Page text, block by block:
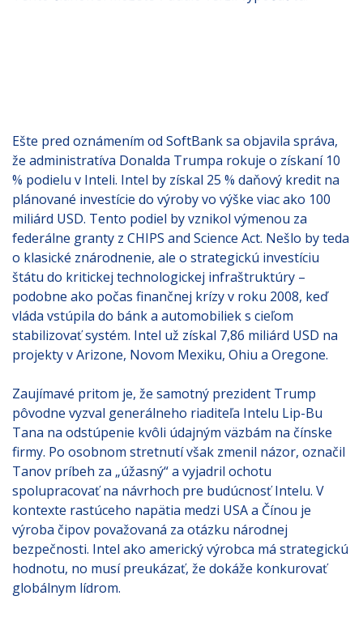
Ešte pred oznámením od SoftBank sa objavila správa,
že administratíva Donalda Trumpa rokuje o získaní 10
% podielu v Inteli. Intel by získal 25 % daňový kredit na
plánované investície do výroby vo výške viac ako 100
miliárd USD. Tento podiel by vznikol výmenou za
federálne granty z CHIPS and Science Act. Nešlo by teda
o klasické znárodnenie, ale o strategickú investíciu
štátu do kritickej technologickej infraštruktúry –
podobne ako počas finančnej krízy v roku 2008, keď
vláda vstúpila do bánk a automobiliek s cieľom
stabilizovať systém. Intel už získal 7,86 miliárd USD na
projekty v Arizone, Novom Mexiku, Ohiu a Oregone.
Zaujímavé pritom je, že samotný prezident Trump
pôvodne vyzval generálneho riaditeľa Intelu Lip-Bu
Tana na odstúpenie kvôli údajným väzbám na čínske
firmy. Po osobnom stretnutí však zmenil názor, označil
Tanov príbeh za „úžasný“ a vyjadril ochotu
spolupracovať na návrhoch pre budúcnosť Intelu. V
kontexte rastúceho napätia medzi USA a Čínou je
výroba čipov považovaná za otázku národnej
bezpečnosti. Intel ako americký výrobca má strategickú
hodnotu, no musí preukázať, že dokáže konkurovať
globálnym lídrom.